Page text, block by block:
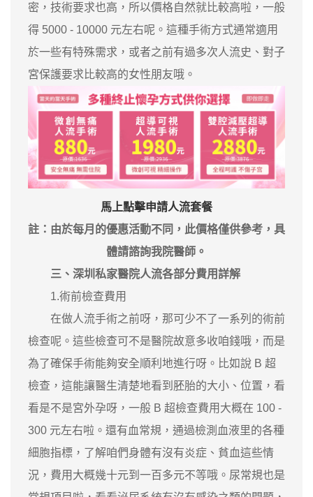
密，技術要求也高，所以價格自然就比較高啦，一般
得 5000 - 10000 元左右呢。這種手術方式通常適用
於一些有特殊需求，或者之前有過多次人流史、對子
宮保護要求比較高的女性朋友哦。
馬上點擊申請人流套餐
註：由於每月的優惠活動不同，此價格僅供參考，具
體請諮詢我院醫師。
三、深圳私家醫院人流各部分費用詳解
1.術前檢查費用
在做人流手術之前呀，那可少不了一系列的術前
檢查呢。這些檢查可不是醫院故意多收咱錢哦，而是
為了確保手術能夠安全順利地進行呀。比如說 B 超
檢查，這能讓醫生清楚地看到胚胎的大小、位置，看
看是不是宮外孕呀，一般 B 超檢查費用大概在 100 -
300 元左右啦。還有血常規，通過檢測血液里的各種
細胞指標，了解咱們身體有沒有炎症、貧血這些情
況，費用大概幾十元到一百多元不等哦。尿常規也是